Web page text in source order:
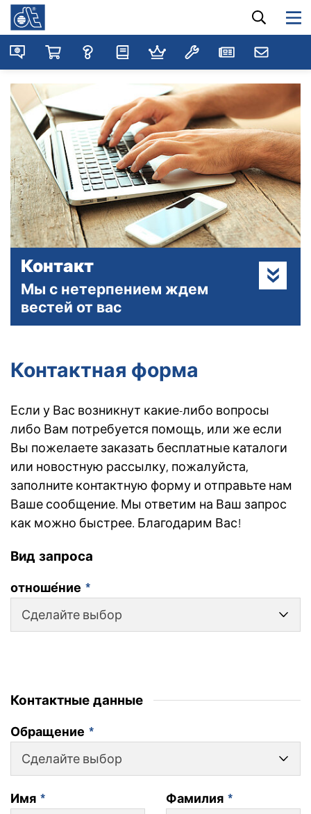
Контакт
Мы с нетерпением ждем
вестей от вас
Контактная форма
Если у Вас возникнут какие-либо вопросы
либо Вам потребуется помощь, или же если
Вы пожелаете заказать бесплатные каталоги
или новостную рассылку, пожалуйста,
заполните контактную форму и отправьте нам
Ваше сообщение. Мы ответим на Ваш запрос
как можно быстрее. Благодарим Вас!
Вид запроса
отноше́ние *
Сделайте выбор
Контактные данные
Обращение *
Сделайте выбор
Имя * Фамилия *